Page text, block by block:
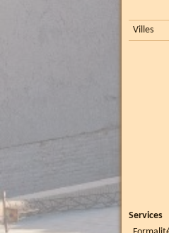
Villes
Services